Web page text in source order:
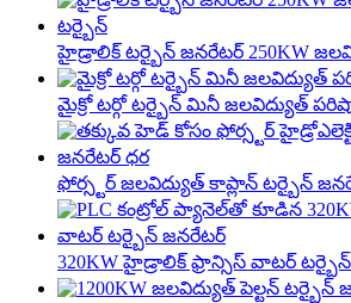
హైడ్రాలిక్ టర్బైన్ జనరేటర్ 250KW
మైక్రో టర్గో టర్బైన్ మినీ జలవిద్యుత్
ఫోర్స్టర్ జలవిద్యుత్ కాప్లాన్ టర్బైన్
320KW హైడ్రాలిక్ ఫ్రాన్సిస్ వాటర్